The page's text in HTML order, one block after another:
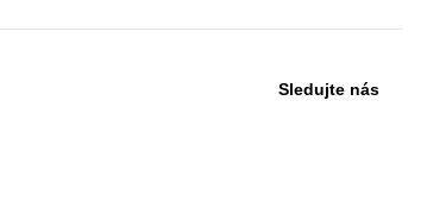
Sledujte nás